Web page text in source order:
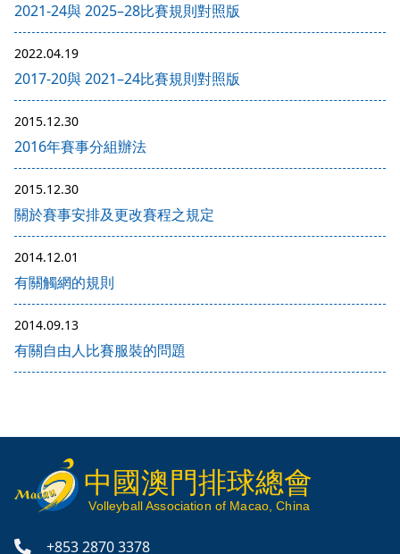
2021-24與 2025–28比賽規則對照版
2022.04.19
2017-20與 2021–24比賽規則對照版
2015.12.30
2016年賽事分組辦法
2015.12.30
關於賽事安排及更改賽程之規定
2014.12.01
有關觸網的規則
2014.09.13
有關自由人比賽服裝的問題
中國澳門排球總會
Volleyball Association of Macao, China
+853 2870 3378